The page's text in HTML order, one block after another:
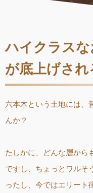
ハイクラスな
が底上げさ
六本木という土地には、
んか？
たしかに、どんな層から
ですし、ちょっとワルそ
ったし、今ではエリート